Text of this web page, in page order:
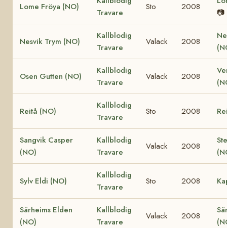
Lome Fröya (NO)
Travare
Sto 2008
📷
Nesvik Trym (NO)
Kallblodig
Travare
Valack 2008
Osen Gutten (NO)
Kallblodig
Travare
Valack 2008
Reitå (NO)
Kallblodig
Travare
Sto 2008
Sangvik Casper
(NO)
Kallblodig
Travare
Valack 2008
Sylv Eldi (NO)
Kallblodig
Travare
Sto 2008
Särheims Elden
(NO)
Kallblodig
Travare
Valack 2008